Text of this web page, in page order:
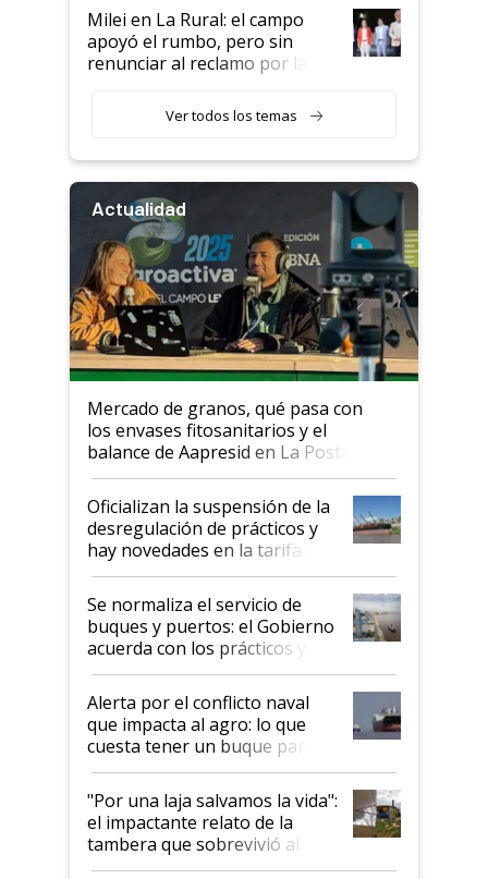
Milei en La Rural: el campo
apoyó el rumbo, pero sin
renunciar al reclamo por las
Ver todos los temas
Actualidad
Mercado de granos, qué pasa con
los envases fitosanitarios y el
balance de Aapresid en La Posta
Oficializan la suspensión de la
desregulación de prácticos y
hay novedades en la tarifa de
la hidrovía
Se normaliza el servicio de
buques y puertos: el Gobierno
acuerda con los prácticos y
suspende el decreto de
desregulación
Alerta por el conflicto naval
que impacta al agro: lo que
cuesta tener un buque parado
y el peligro de que Argentina
pase a ser "país sucio"
"Por una laja salvamos la vida":
el impactante relato de la
tambera que sobrevivió al
tornado